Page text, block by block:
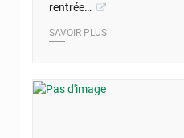
rentrée…
SAVOIR PLUS